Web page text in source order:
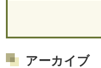
アーカイブ